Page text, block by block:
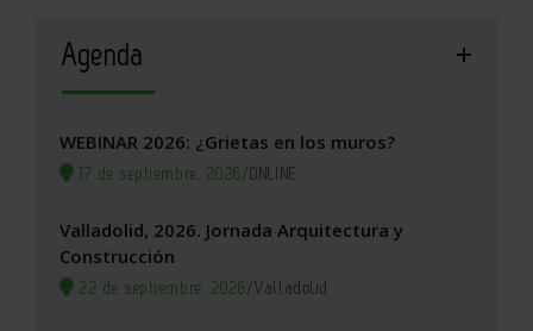
Agenda
WEBINAR 2026: ¿Grietas en los muros?
17 de septiembre, 2026/ONLINE
Valladolid, 2026. Jornada Arquitectura y
Construcción
22 de septiembre, 2026/Valladolid